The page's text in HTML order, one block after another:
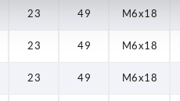
23 49 M6x18
23 49 M6x18
23 49 M6x18